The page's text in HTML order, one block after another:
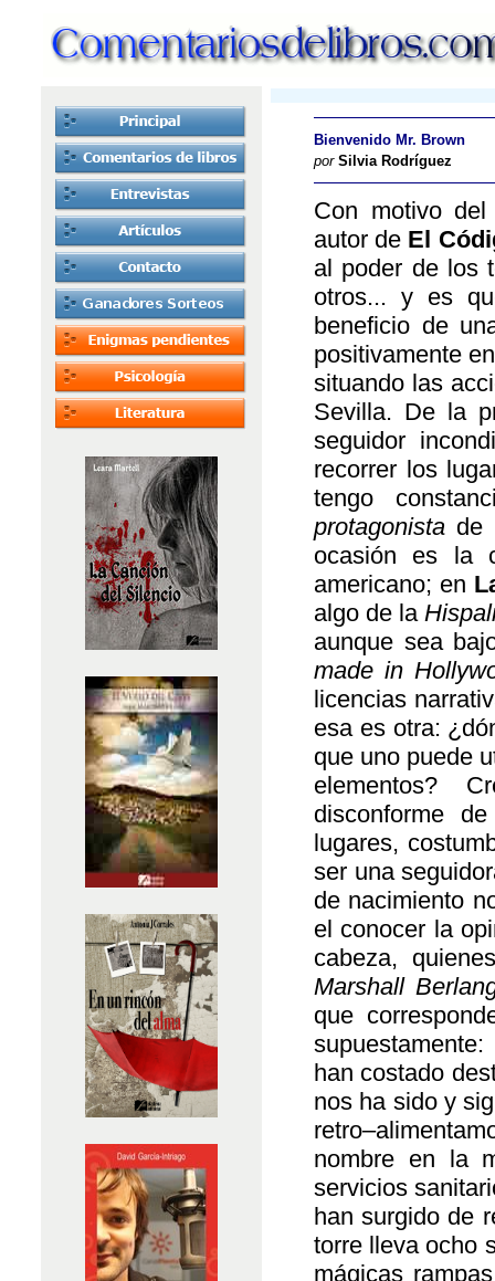
Bienvenido Mr. Brown
por Silvia Rodríguez
Con motivo del
autor de El
al poder de los
otros... y es
beneficio de
positivamente
situando las
Sevilla. De la
seguidor
recorrer los
tengo
protagonista de
ocasión es la
americano; en
algo de la
aunque sea
made in
licencias
esa es otra:
que uno puede
elementos?
disconforme
lugares,
ser una
de nacimiento
el conocer la
cabeza,
Marshall
que
han costado
nos ha sido y
nombre en la
servicios
han surgido de
torre lleva ocho
mágicas